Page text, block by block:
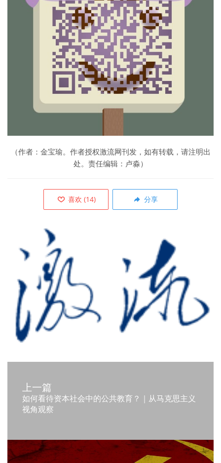
（作者：金宝瑜。作者授权激流网刊发，如有转载，请注明出
处。责任编辑：卢淼）
喜欢 (14) 分享
上一篇
如何看待资本社会中的公共教育？｜从马克思主义
视角观察